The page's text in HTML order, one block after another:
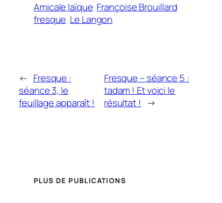
Amicale laïque Françoise Brouillard
fresque Le Langon
← Fresque :
séance 3, le
feuillage apparaît !
Fresque – séance 5 :
tadam ! Et voici le
résultat ! →
PLUS DE PUBLICATIONS